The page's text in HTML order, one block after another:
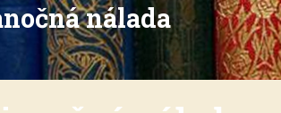
nálada